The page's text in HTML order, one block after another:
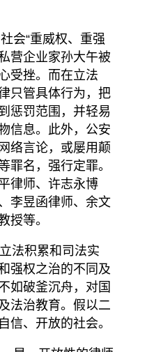
会“重威权、重强
营企业家孙大午被
受挫。而在立法
只管具体行为，把
惩罚范围，并轻易
信息。此外，公安
络言论，或屡用颠
罪名，强行定罪。
律师、许志永博
李昱函律师、余文
授等。
法积累和司法实
强权之治的不同及
如破釜沉舟，对国
法治教育。假以二
信、开放的社会。